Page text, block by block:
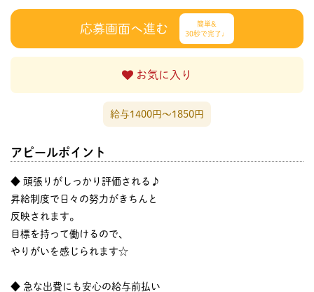
型自由
応募画面へ進む
簡単&
30秒で完了♩
お気に入り
給与1400円〜1850円
アピールポイント
◆ 頑張りがしっかり評価される♪
昇給制度で日々の努力がきちんと
反映されます。
目標を持って働けるので、
やりがいを感じられます☆
◆ 急な出費にも安心の給与前払い